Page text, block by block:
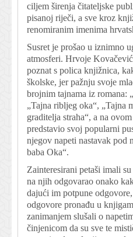
ciljem širenja čitateljske
pisanoj riječi, a sve kroz
renomiranim imenima
Susret je prošao u iznimno
atmosferi. Hrvoje
poznat s polica knjižnica,
školske, jer pažnju svoje
brojnim tajnama iz romana:
„Tajna ribljeg oka“, „Tajna
graditelja straha“, a na
predstavio svoj popularni
njegov napeti nastavak pod
baba Oka“.
Zainteresirani petaši imali
na njih odgovarao onako
dajući im potpune
odgovore pronađu u
zanimanjem slušali o
činjenicom da su sve te